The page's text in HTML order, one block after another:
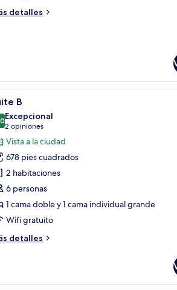
detalles
una mesa de comedor y un televisor montado
Una cocina
16 B
de 10
Excepcional
2 opiniones
(2
opiniones)
Vista a la ciudad
678 pies cuadrados
2 habitaciones
6 personas
1 cama doble y 1 cama individual grande
Wifi gratuito
detalles